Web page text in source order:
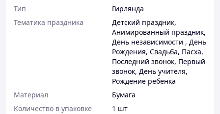
Тип
Гирлянда
Тематика праздника
Детский праздник,
Анимированный праздник,
День независимости , День
Рождения, Свадьба, Пасха,
Последний звонок, Первый
звонок, День учителя,
Рождение ребенка
Материал
Бумага
Количество в упаковке
1 шт